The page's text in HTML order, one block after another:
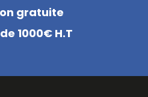
gratuite
1000€ H.T